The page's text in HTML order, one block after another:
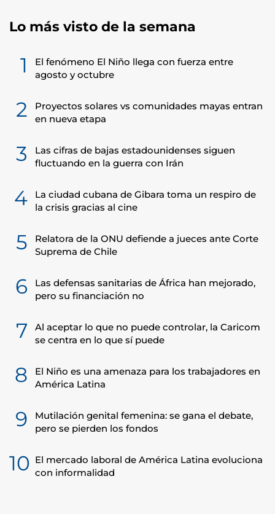
Lo más visto de la semana
1
El fenómeno El Niño llega con fuerza entre
agosto y octubre
2
Proyectos solares vs comunidades mayas entran
en nueva etapa
3
Las cifras de bajas estadounidenses siguen
fluctuando en la guerra con Irán
4
La ciudad cubana de Gibara toma un respiro de
la crisis gracias al cine
5
Relatora de la ONU defiende a jueces ante Corte
Suprema de Chile
6
Las defensas sanitarias de África han mejorado,
pero su financiación no
7
Al aceptar lo que no puede controlar, la Caricom
se centra en lo que sí puede
8
El Niño es una amenaza para los trabajadores en
América Latina
9
Mutilación genital femenina: se gana el debate,
pero se pierden los fondos
10 El mercado laboral de América Latina evoluciona
con informalidad